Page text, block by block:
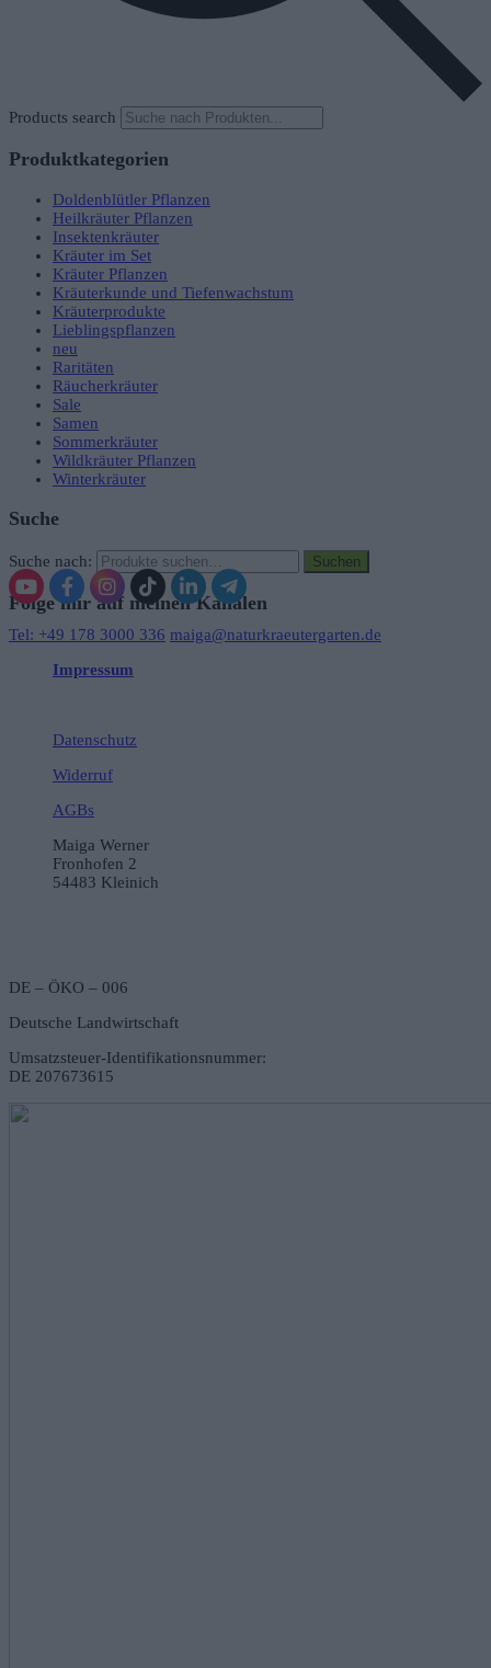
Products search
Produktkategorien
Doldenblütler Pflanzen
Heilkräuter Pflanzen
Insektenkräuter
Kräuter im Set
Kräuter Pflanzen
Kräuterkunde und Tiefenwachstum
Kräuterprodukte
Lieblingspflanzen
neu
Raritäten
Räucherkräuter
Sale
Samen
Sommerkräuter
Wildkräuter Pflanzen
Winterkräuter
Suche
Suche nach: Suchen
Folge mir auf meinen Kanälen
Tel: +49 178 3000 336 maiga@naturkraeutergarten.de
Impressum
Datenschutz
Widerruf
AGBs
Maiga Werner
Fronhofen 2
54483 Kleinich
DE – ÖKO – 006
Deutsche Landwirtschaft
Umsatzsteuer-Identifikationsnummer:
DE 207673615